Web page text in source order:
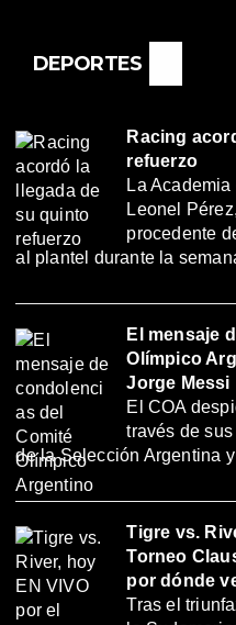
DEPORTES
Racing
refuerzo
La
Leonel
procedente
al plantel durante la
El mensaje
Olímpico
Jorge Messi
El COA
través de
de la Selección Argentina
Tigre vs.
Torneo
por dónde
Tras el